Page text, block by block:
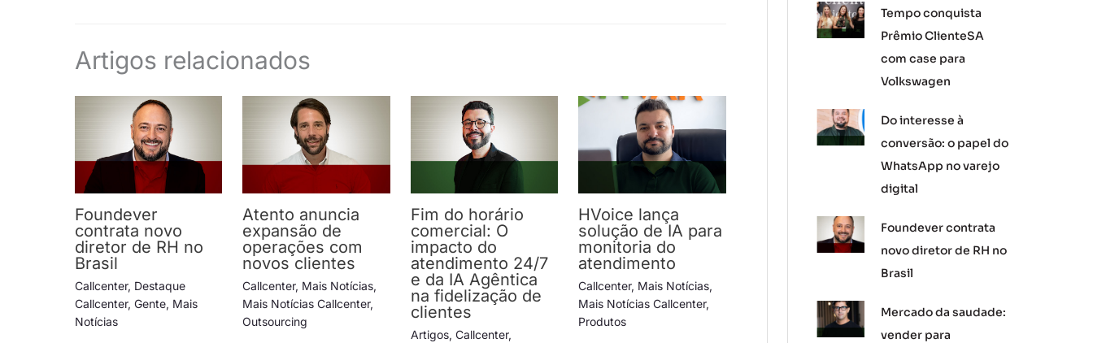
Artigos relacionados
Foundever
contrata novo
diretor de RH no
Brasil
Callcenter, Destaque
Callcenter, Gente, Mais
Notícias
Atento anuncia
expansão de
operações com
novos clientes
Callcenter, Mais Notícias,
Mais Notícias Callcenter,
Outsourcing
Fim do horário
comercial: O
impacto do
atendimento 24/7
e da IA Agêntica
na fidelização de
clientes
Artigos, Callcenter,
HVoice lança
solução de IA para
monitoria do
atendimento
Callcenter, Mais Notícias,
Mais Notícias Callcenter,
Produtos
Tempo conquista
Prêmio ClienteSA
com case para
Volkswagen
Do interesse à
conversão: o papel do
WhatsApp no varejo
digital
Foundever contrata
novo diretor de RH no
Brasil
Mercado da saudade:
vender para